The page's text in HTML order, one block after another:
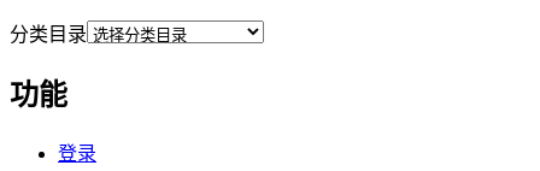
分类目录
功能
登录